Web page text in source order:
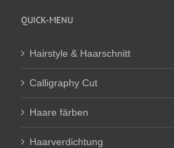
QUICK-MENU
Hairstyle & Haarschnitt
Calligraphy Cut
Haare färben
Haarverdichtung